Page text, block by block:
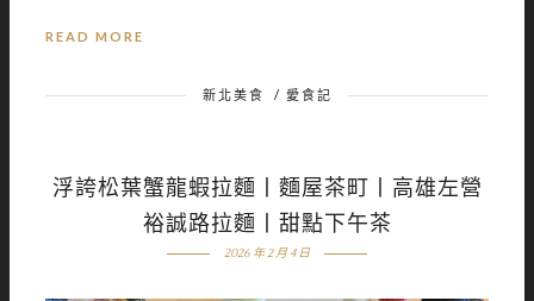
READ MORE
新北美食 / 愛食記
浮誇松葉蟹龍蝦拉麵丨麵屋茶町丨高雄左營
裕誠路拉麵丨甜點下午茶
2026 年 2 月 4 日